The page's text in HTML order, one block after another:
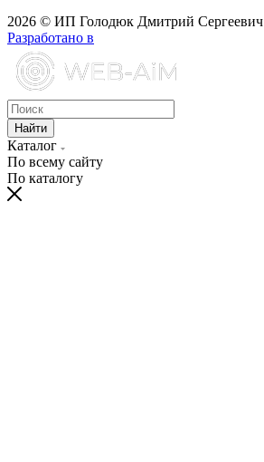
2026 © ИП Голодюк Дмитрий Сергеевич
Разработано в
Найти
Каталог
По всему сайту
По каталогу